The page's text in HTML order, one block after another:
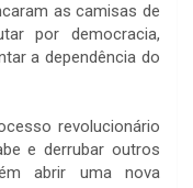
as camisas de
por democracia,
a dependência do
revolucionário
e derrubar outros
abrir uma nova